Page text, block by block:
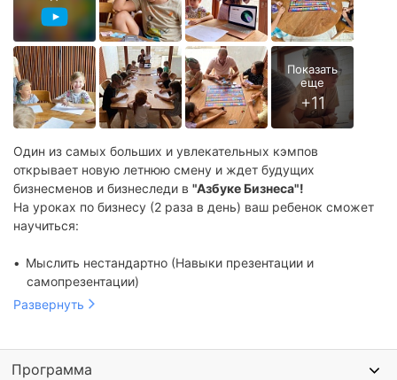
Один из самых больших и увлекательных кэмпов
открывает новую летнюю смену и ждет будущих
бизнесменов и бизнеследи в "Азбуке Бизнеса"!
На уроках по бизнесу (2 раза в день) ваш ребенок сможет
научиться:
Мыслить нестандартно (Навыки презентации и
самопрезентации)
Быстро находить решения даже в самых сложных
Убеждать (Навыки переговорного процесса)
Развернуть
Программа